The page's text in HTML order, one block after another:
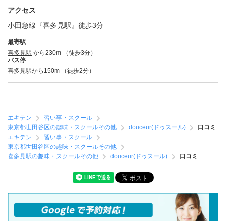
アクセス
小田急線『喜多見駅』徒歩3分
最寄駅
喜多見駅 から230m （徒歩3分）
バス停
喜多見駅から150m （徒歩2分）
エキテン
習い事・スクール
東京都世田谷区の趣味・スクールその他
douceur(ドゥスール)
口コミ
エキテン
習い事・スクール
東京都世田谷区の趣味・スクールその他
喜多見駅の趣味・スクールその他
douceur(ドゥスール) 口コミ